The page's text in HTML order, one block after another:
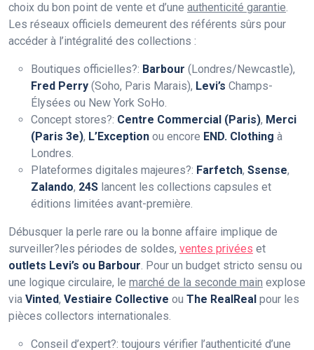
choix du bon point de vente et d’une authenticité garantie.
Les réseaux officiels demeurent des référents sûrs pour
accéder à l’intégralité des collections :
Boutiques officielles?: Barbour (Londres/Newcastle),
Fred Perry (Soho, Paris Marais), Levi’s Champs-
Élysées ou New York SoHo.
Concept stores?: Centre Commercial (Paris), Merci
(Paris 3e), L’Exception ou encore END. Clothing à
Londres.
Plateformes digitales majeures?: Farfetch, Ssense,
Zalando, 24S lancent les collections capsules et
éditions limitées avant-première.
Débusquer la perle rare ou la bonne affaire implique de
surveiller?les périodes de soldes, ventes privées et
outlets Levi’s ou Barbour. Pour un budget stricto sensu ou
une logique circulaire, le marché de la seconde main explose
via Vinted, Vestiaire Collective ou The RealReal pour les
pièces collectors internationales.
Conseil d’expert?: toujours vérifier l’authenticité d’une